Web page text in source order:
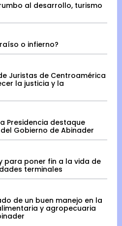
al desarrollo, turismo
o infierno?
Juristas de Centroamérica
la justicia y la
Presidencia destaque
Gobierno de Abinader
para poner fin a la vida de
terminales
de un buen manejo en la
y agropecuaria